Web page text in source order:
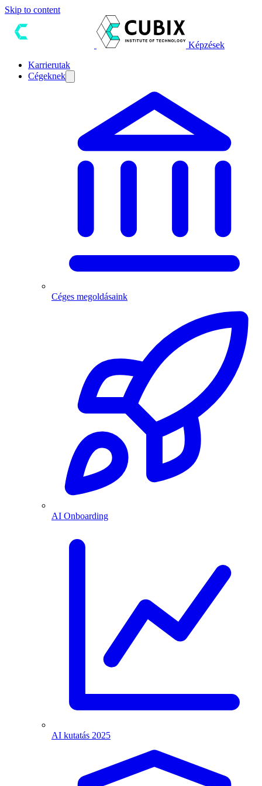
Skip to content
Képzések
Karrierutak
Cégeknek
Céges megoldásaink
AI Onboarding
AI kutatás 2025